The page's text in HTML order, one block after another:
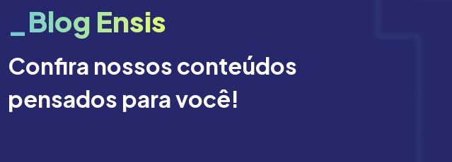
_Blog Ensis
Confira nossos conteúdos
pensados para você!